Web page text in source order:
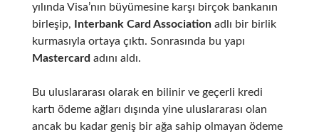
yılında Visa’nın büyümesine karşı birçok bankanın
birleşip,
Interbank Card Associationadlı bir birlik
kurmasıyla ortaya çıktı. Sonrasında bu yapı
Mastercard adını aldı.
Bu uluslararası olarak en bilinir ve geçerli kredi
kartı ödeme ağları dışında yine uluslararası olan
ancak bu kadar geniş bir ağa sahip olmayan ödeme